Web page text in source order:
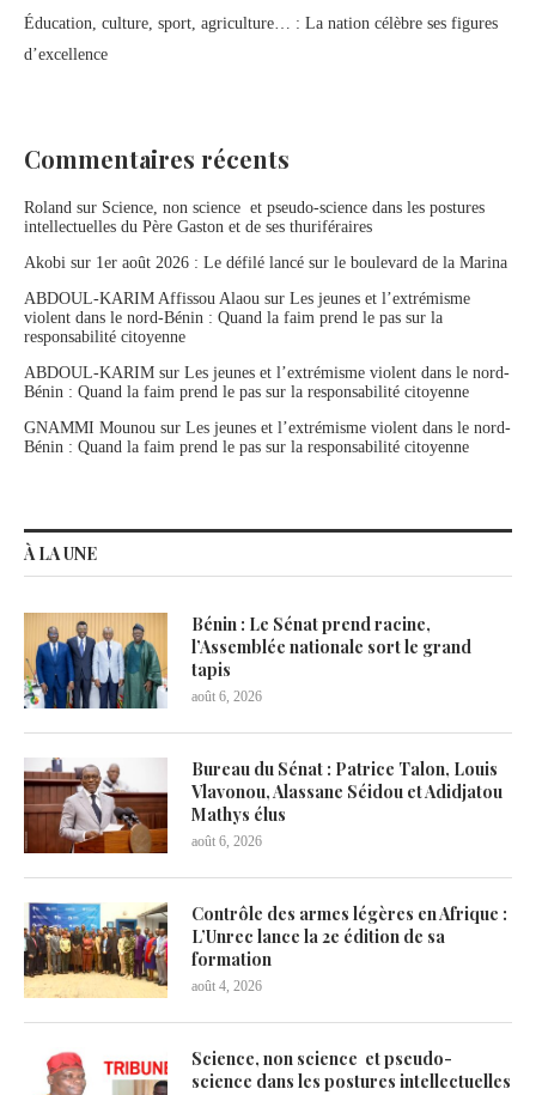
Éducation, culture, sport, agriculture… : La nation célèbre ses figures
d’excellence
Commentaires récents
Roland sur Science, non science et pseudo-science dans les postures
intellectuelles du Père Gaston et de ses thuriféraires
Akobi sur 1er août 2026 : Le défilé lancé sur le boulevard de la Marina
ABDOUL-KARIM Affissou Alaou sur Les jeunes et l’extrémisme
violent dans le nord-Bénin : Quand la faim prend le pas sur la
responsabilité citoyenne
ABDOUL-KARIM sur Les jeunes et l’extrémisme violent dans le nord-
Bénin : Quand la faim prend le pas sur la responsabilité citoyenne
GNAMMI Mounou sur Les jeunes et l’extrémisme violent dans le nord-
Bénin : Quand la faim prend le pas sur la responsabilité citoyenne
À LA UNE
Bénin : Le Sénat prend racine,
l’Assemblée nationale sort le grand
tapis
août 6, 2026
Bureau du Sénat : Patrice Talon, Louis
Vlavonou, Alassane Séidou et Adidjatou
Mathys élus
août 6, 2026
Contrôle des armes légères en Afrique :
L’Unrec lance la 2e édition de sa
formation
août 4, 2026
Science, non science et pseudo-
science dans les postures intellectuelles